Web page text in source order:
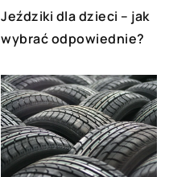
Jeździki dla dzieci – jak
wybrać odpowiednie?